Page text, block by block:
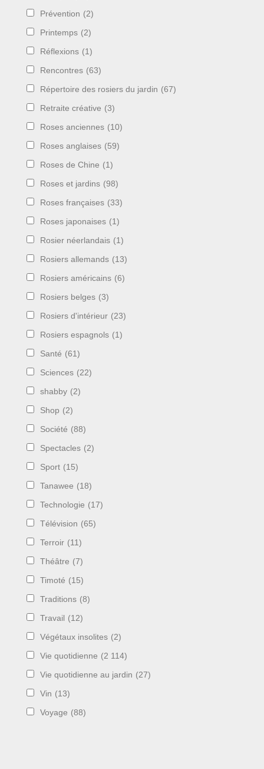
Prévention (2)
Printemps (2)
Réflexions (1)
Rencontres (63)
Répertoire des rosiers du jardin (67)
Retraite créative (3)
Roses anciennes (10)
Roses anglaises (59)
Roses de Chine (1)
Roses et jardins (98)
Roses françaises (33)
Roses japonaises (1)
Rosier néerlandais (1)
Rosiers allemands (13)
Rosiers américains (6)
Rosiers belges (3)
Rosiers d'intérieur (23)
Rosiers espagnols (1)
Santé (61)
Sciences (22)
shabby (2)
Shop (2)
Société (88)
Spectacles (2)
Sport (15)
Tanawee (18)
Technologie (17)
Télévision (65)
Terroir (11)
Théâtre (7)
Timoté (15)
Traditions (8)
Travail (12)
Végétaux insolites (2)
Vie quotidienne (2 114)
Vie quotidienne au jardin (27)
Vin (13)
Voyage (88)